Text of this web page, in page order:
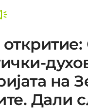
на
Дали